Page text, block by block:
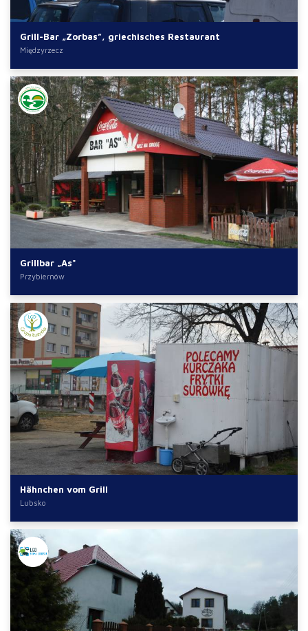
Grill-Bar „Zorbas”, griechisches Restaurant
Międzyrzecz
Grillbar „As"
Przybiernów
Hähnchen vom Grill
Lubsko